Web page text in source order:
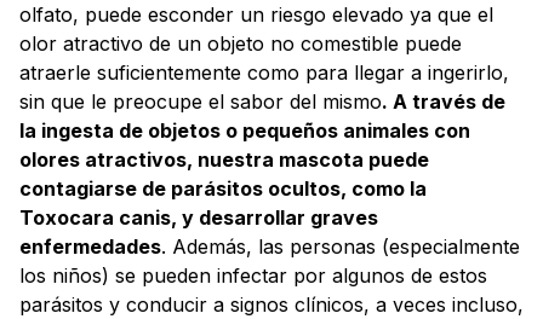
olfato, puede esconder un riesgo elevado ya que el
olor atractivo de un objeto no comestible puede
atraerle suficientemente como para llegar a ingerirlo,
sin que le preocupe el sabor del mismo. A través de
la ingesta de objetos o pequeños animales con
olores atractivos, nuestra mascota puede
contagiarse de parásitos ocultos, como la
Toxocara canis, y desarrollar graves
enfermedades. Además, las personas (especialmente
los niños) se pueden infectar por algunos de estos
parásitos y conducir a signos clínicos, a veces incluso,